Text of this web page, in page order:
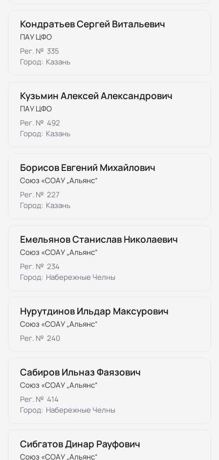
Кондратьев Сергей Витальевич
ПАУ ЦФО
Рег. № 335
Город: Казань
Кузьмин Алексей Александрович
ПАУ ЦФО
Рег. № 492
Город: Казань
Борисов Евгений Михайлович
Союз «СОАУ „Альянс“
Рег. № 227
Город: Казань
Емельянов Станислав Николаевич
Союз «СОАУ „Альянс“
Рег. № 234
Город: Набережные Челны
Нурутдинов Ильдар Максурович
Союз «СОАУ „Альянс“
Рег. № 240
Сабиров Ильназ Фаязович
Союз «СОАУ „Альянс“
Рег. № 414
Город: Набережные Челны
Сибгатов Динар Рауфович
Союз «СОАУ „Альянс“